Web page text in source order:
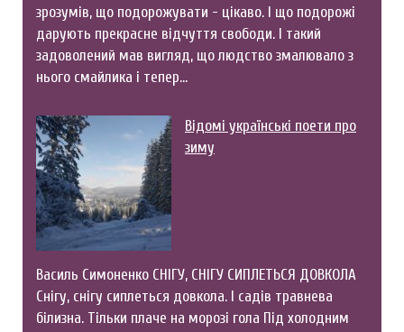
зрозумів, що подорожувати - цікаво. І що подорожі
дарують прекрасне відчуття свободи. І такий
задоволений мав вигляд, що людство змалювало з
нього смайлика і тепер…
Відомі українські поети про
зиму
Василь Симоненко СНІГУ, СНІГУ СИПЛЕТЬСЯ ДОВКОЛА
Снігу, снігу сиплеться довкола. І садів травнева
білизна. Тільки плаче на морозі гола Під холодним